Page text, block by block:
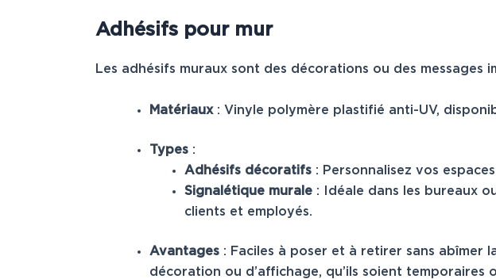
Adhésifs pour mur
Les adhésifs muraux sont des décorations ou des messages
Matériaux: Vinyle polymère plastifié anti-UV,
Types :
Adhésifs décoratifs : Personnalisez vos
Signalétique murale : Idéale dans les bureaux
clients et employés.
Avantages : Faciles à poser et à retirer sans abîmer
décoration ou d’affichage, qu’ils soient temporaires